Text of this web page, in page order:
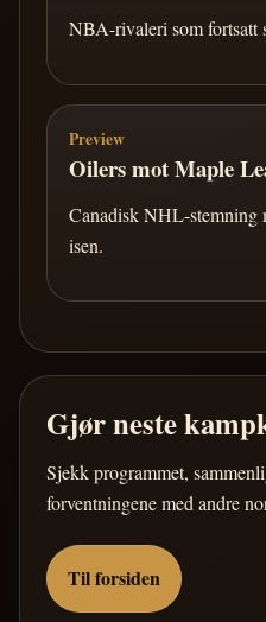
NBA-rivaleri som fortsatt
Preview
Oilers mot Maple
Canadisk NHL-stemning
isen.
Gjør neste
Sjekk programmet,
forventningene med andre
Til forsiden